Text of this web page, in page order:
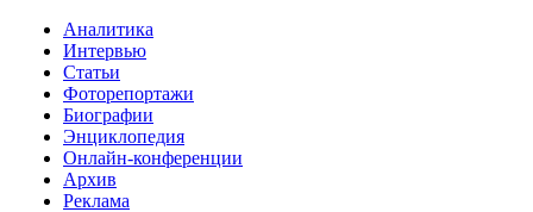
Аналитика
Интервью
Статьи
Фоторепортажи
Биографии
Энциклопедия
Онлайн-конференции
Архив
Реклама